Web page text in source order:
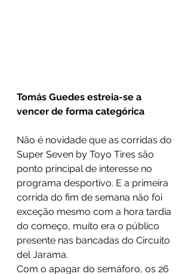
Tomás Guedes estreia-se a
vencer de forma categórica
Não é novidade que as corridas do
Super Seven by Toyo Tires são
ponto principal de interesse no
programa desportivo. E a primeira
corrida do fim de semana não foi
exceção mesmo com a hora tardia
do começo, muito era o público
presente nas bancadas do Circuito
del Jarama.
Com o apagar do semáforo, os 26